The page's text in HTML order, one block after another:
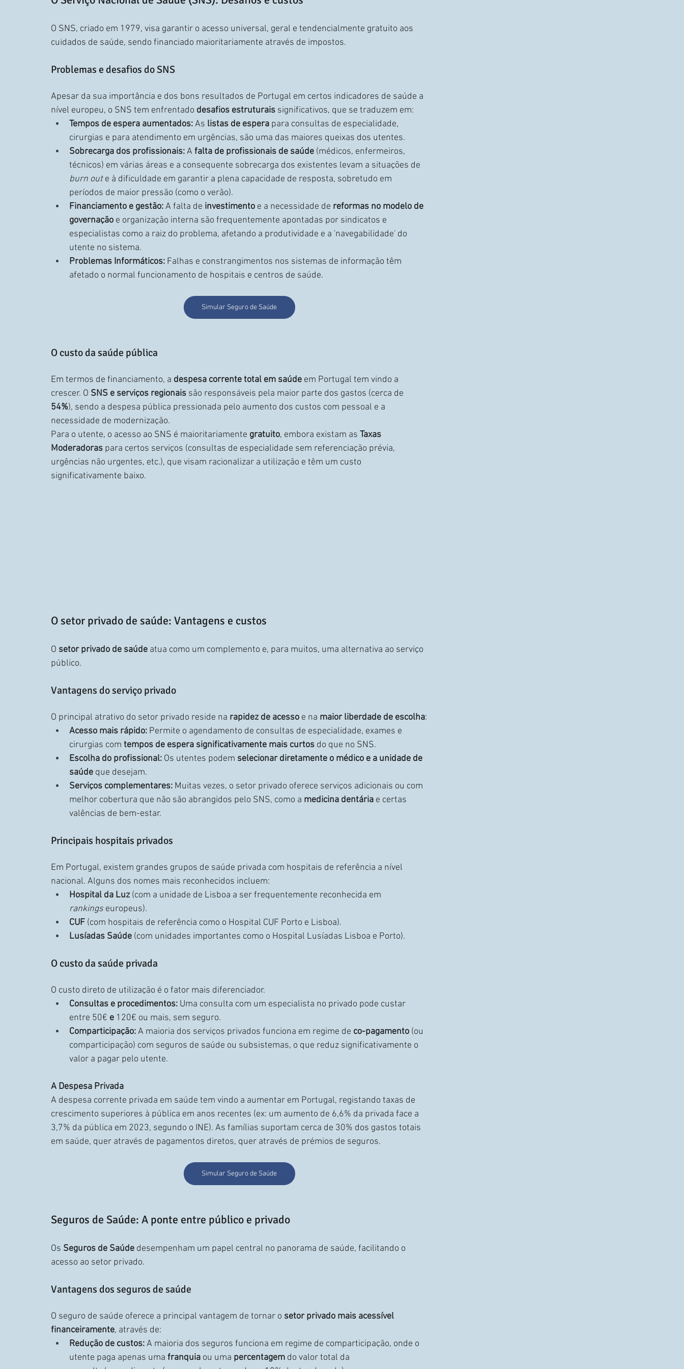
O SNS, criado em 1979, visa garantir o acesso universal, geral e tendencialmente gratuito aos
cuidados de saúde, sendo financiado maioritariamente através de impostos.
Problemas e desafios do SNS
Apesar da sua importância e dos bons resultados de Portugal em certos indicadores de saúde a
nível europeu, o SNS tem enfrentado desafios estruturais significativos, que se traduzem em:
Tempos de espera aumentados: As listas de espera para consultas de especialidade,
cirurgias e para atendimento em urgências, são uma das maiores queixas dos utentes.
Sobrecarga dos profissionais: A falta de profissionais de saúde (médicos, enfermeiros,
técnicos) em várias áreas e a consequente sobrecarga dos existentes levam a situações de
burn out e à dificuldade em garantir a plena capacidade de resposta, sobretudo em
períodos de maior pressão (como o verão).
Financiamento e gestão: A falta de investimento e a necessidade de reformas no modelo de
governação e organização interna são frequentemente apontadas por sindicatos e
especialistas como a raiz do problema, afetando a produtividade e a 'navegabilidade' do
utente no sistema.
Problemas Informáticos: Falhas e constrangimentos nos sistemas de informação têm
afetado o normal funcionamento de hospitais e centros de saúde.
Simular Seguro de Saúde
O custo da saúde pública
Em termos de financiamento, a despesa corrente total em saúde em Portugal tem vindo a
crescer. O SNS e serviços regionais são responsáveis pela maior parte dos gastos (cerca de
54%), sendo a despesa pública pressionada pelo aumento dos custos com pessoal e a
necessidade de modernização.
Para o utente, o acesso ao SNS é maioritariamente gratuito, embora existam as Taxas
Moderadoras para certos serviços (consultas de especialidade sem referenciação prévia,
urgências não urgentes, etc.), que visam racionalizar a utilização e têm um custo
significativamente baixo.
O setor privado de saúde: Vantagens e custos
O setor privado de saúde atua como um complemento e, para muitos, uma alternativa ao serviço
público.
Vantagens do serviço privado
O principal atrativo do setor privado reside na rapidez de acesso e na maior liberdade de escolha:
Acesso mais rápido: Permite o agendamento de consultas de especialidade, exames e
cirurgias com tempos de espera significativamente mais curtos do que no SNS.
Escolha do profissional: Os utentes podem selecionar diretamente o médico e a unidade de
saúde que desejam.
Serviços complementares: Muitas vezes, o setor privado oferece serviços adicionais ou com
melhor cobertura que não são abrangidos pelo SNS, como a medicina dentária e certas
valências de bem-estar.
Principais hospitais privados
Em Portugal, existem grandes grupos de saúde privada com hospitais de referência a nível
nacional. Alguns dos nomes mais reconhecidos incluem:
Hospital da Luz (com a unidade de Lisboa a ser frequentemente reconhecida em
rankings europeus).
CUF (com hospitais de referência como o Hospital CUF Porto e Lisboa).
Lusíadas Saúde (com unidades importantes como o Hospital Lusíadas Lisboa e Porto).
O custo da saúde privada
O custo direto de utilização é o fator mais diferenciador.
Consultas e procedimentos: Uma consulta com um especialista no privado pode custar
entre 50€ e 120€ ou mais, sem seguro.
Comparticipação: A maioria dos serviços privados funciona em regime de co-pagamento (ou
comparticipação) com seguros de saúde ou subsistemas, o que reduz significativamente o
valor a pagar pelo utente.
A Despesa Privada
A despesa corrente privada em saúde tem vindo a aumentar em Portugal, registando taxas de
crescimento superiores à pública em anos recentes (ex: um aumento de 6,6% da privada face a
3,7% da pública em 2023, segundo o INE). As famílias suportam cerca de 30% dos gastos totais
em saúde, quer através de pagamentos diretos, quer através de prémios de seguros.
Simular Seguro de Saúde
Seguros de Saúde: A ponte entre público e privado
Os Seguros de Saúde desempenham um papel central no panorama de saúde, facilitando o
acesso ao setor privado.
Vantagens dos seguros de saúde
O seguro de saúde oferece a principal vantagem de tornar o setor privado mais acessível
financeiramente, através de:
Redução de custos: A maioria dos seguros funciona em regime de comparticipação, onde o
utente paga apenas uma franquia ou uma percentagem do valor total da